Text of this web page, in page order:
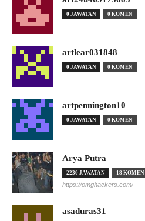
0 JAWATAN 0 KOMEN
artlear031848
0 JAWATAN 0 KOMEN
artpennington10
0 JAWATAN 0 KOMEN
Arya Putra
2230 JAWATAN 18 KOMEN
https://omghackers.com/
asaduras31